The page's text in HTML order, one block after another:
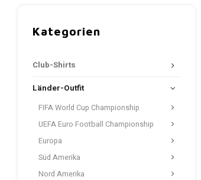
Kategorien
Club-Shirts
Länder-Outfit
FIFA World Cup Championship
UEFA Euro Football Championship
Europa
Süd Amerika
Nord Amerika